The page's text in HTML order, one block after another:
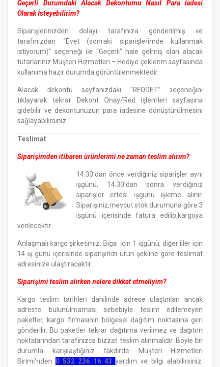
Geçerli Durumdaki Alacak Dekontumu Nasıl Para İadesi
Olarak İsteyebilirim?
Siparişlerinizden dolayı tarafınıza gönderilmiş ve
tarafınızdan “Evet (sonraki siparişlerimde kullanmak
istiyorum)” seçeneği ile “Geçerli” hale gelmiş olan alacak
tutarlarınız Müşteri Hizmetleri – Hediye çeklerim sayfasında
kullanıma hazır durumda görüntülenmektedir.
Alacak dekontu sayfanızdaki “REDDET” seçeneğini
tıklayarak tekrar Dekont Onay/Red işlemleri sayfasına
gidebilir ve dekontunuzun para iadesine dönüştürülmesini
sağlayabilirsiniz.
Teslimat
Siparişimden itibaren ürünlerimi ne zaman teslim alırım?
14.30’dan önce verdiğiniz siparişler aynı
işgünü, 14.30’dan sonra verdiğiniz
siparişler ertesi işgünü işleme alınır.
Siparişiniz,mevcut stok durumuna göre 3
işgünü içerisinde fatura edilip,kargoya
verilecektir.
Anlaşmalı kargo şirketimiz, Biga için 1 işgünü, diğer iller için
14 iş günü içerisinde siparişinizi ürün şekline göre teslimat
adresinize ulaştıracaktır.
Siparişimi teslim alırken nelere dikkat etmeliyim?
Kargo teslim tarihleri dahilinde adrese ulaştırılan ancak
adreste bulunulmaması sebebiyle teslim edilemeyen
paketler, kargo firmasının bölgesel dağıtım noktasına geri
gönderilir. Bu paketler tekrar dağıtıma verilmez ve dağıtım
noktalarından tarafınızca bizzat teslim alınmalıdır. Böyle bir
durumla karşılaştığınız takdirde Müşteri Hizmetleri
Birimi’nden 0 532 236 16 43yardım ve bilgi alabilirsiniz.